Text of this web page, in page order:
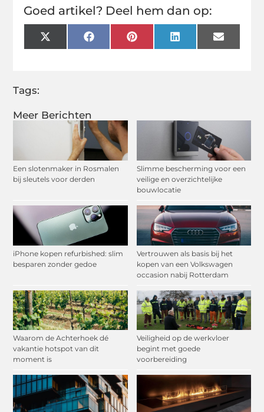
Meer Berichten
Een slotenmaker in Rosmalen
bij sleutels voor derden
Slimme bescherming voor een
veilige en overzichtelijke
bouwlocatie
iPhone kopen refurbished: slim
besparen zonder gedoe
Vertrouwen als basis bij het
kopen van een Volkswagen
occasion nabij Rotterdam
Waarom de Achterhoek dé
vakantie hotspot van dit
moment is
Veiligheid op de werkvloer
begint met goede
voorbereiding
Goed artikel? Deel hem dan op:
X
(Twitter)
FacebookPinterestLinkedInEmail
Tags: